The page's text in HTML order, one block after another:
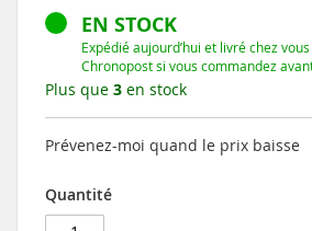
EN STOCK
Expédié aujourd’hui et livré chez
Chronopost si vous commandez
Plus que 3 en stock
Prévenez-moi quand le prix baisse
Quantité